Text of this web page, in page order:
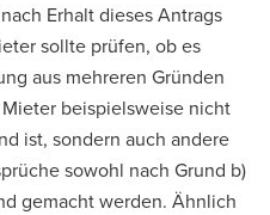
Erhalt dieses Antrags
sollte prüfen, ob es
aus mehreren Gründen
beispielsweise nicht
ist, sondern auch andere
sowohl nach Grund b)
gemacht werden. Ähnlich